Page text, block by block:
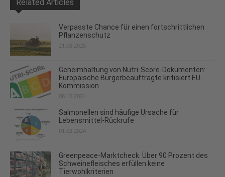
Related Articles
Verpasste Chance für einen fortschrittlichen
Pflanzenschutz
21.08.2025
Geheimhaltung von Nutri-Score-Dokumenten:
Europäische Bürgerbeauftragte kritisiert EU-
Kommission
08.10.2024
Salmonellen sind häufige Ursache für
Lebensmittel-Rückrufe
01.02.2024
Greenpeace-Marktcheck: Über 90 Prozent des
Schweinefleisches erfüllen keine
Tierwohlkriterien